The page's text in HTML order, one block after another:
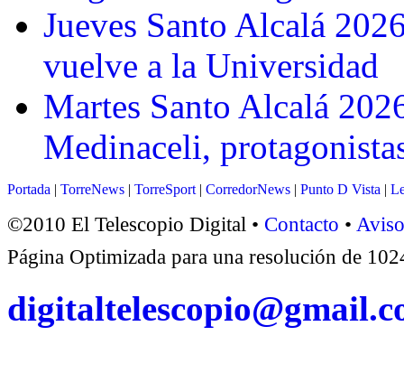
Jueves Santo Alcalá
vuelve a la Universidad
Martes Santo Alcalá
Medinaceli,
Portada | TorreNews | TorreSport | CorredorNews | Punto D Vista |
©2010 El Telescopio Digital • Contacto •
Página Optimizada para una resolución de